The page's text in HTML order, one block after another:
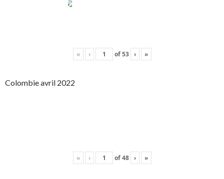
« ‹ of53 › »
Colombie avril 2022
« ‹ of48 › »